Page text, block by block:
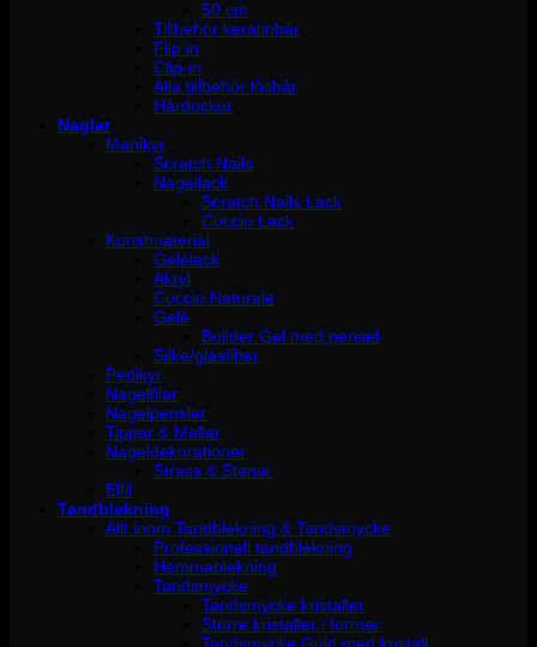
50 cm
Tillbehör keratinhår
Flip in
Clip-in
Alla tillbehör löshår
Hårdockor
Naglar
Manikyr
Scratch Nails
Nagellack
Scratch Nails Lack
Cuccio Lack
Konstmaterial
Gelélack
Akryl
Cuccio Naturale
Gelé
Builder Gel med pensel
Silke/glasfiber
Pedikyr
Nagelfilar
Nagelpenslar
Tippar & Mallar
Nageldekorationer
Strass & Stenar
Elfil
Tandblekning
Allt inom Tandblekning & Tandsmycke
Professionell tandblekning
Hemmablekning
Tandsmycke
Tandsmycke kristaller
Större kristaller i former
Tandsmycke Guld med kristall